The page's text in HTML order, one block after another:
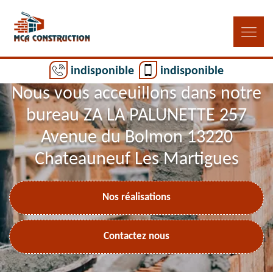
indisponible indisponible
Nous vous acceuillons dans notre
bureau ZA LA PALUNETTE 257
Avenue du Bolmon 13220
Chateauneuf Les Martigues
Nos réalisations
Contactez nous